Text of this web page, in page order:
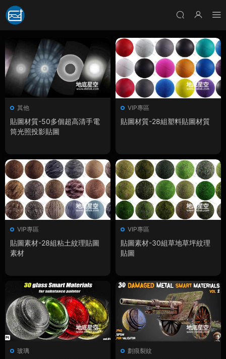
其他
貼圖材質-50多個超高清手電
筒光照投影貼圖
VIP專區
貼圖材質-28組塑料貼圖材質
VIP專區
貼圖素材-28組粘土紋理貼圖
素材
VIP專區
貼圖素材-30組草地草坪紋理
貼圖
玻璃 劃痕裂紋